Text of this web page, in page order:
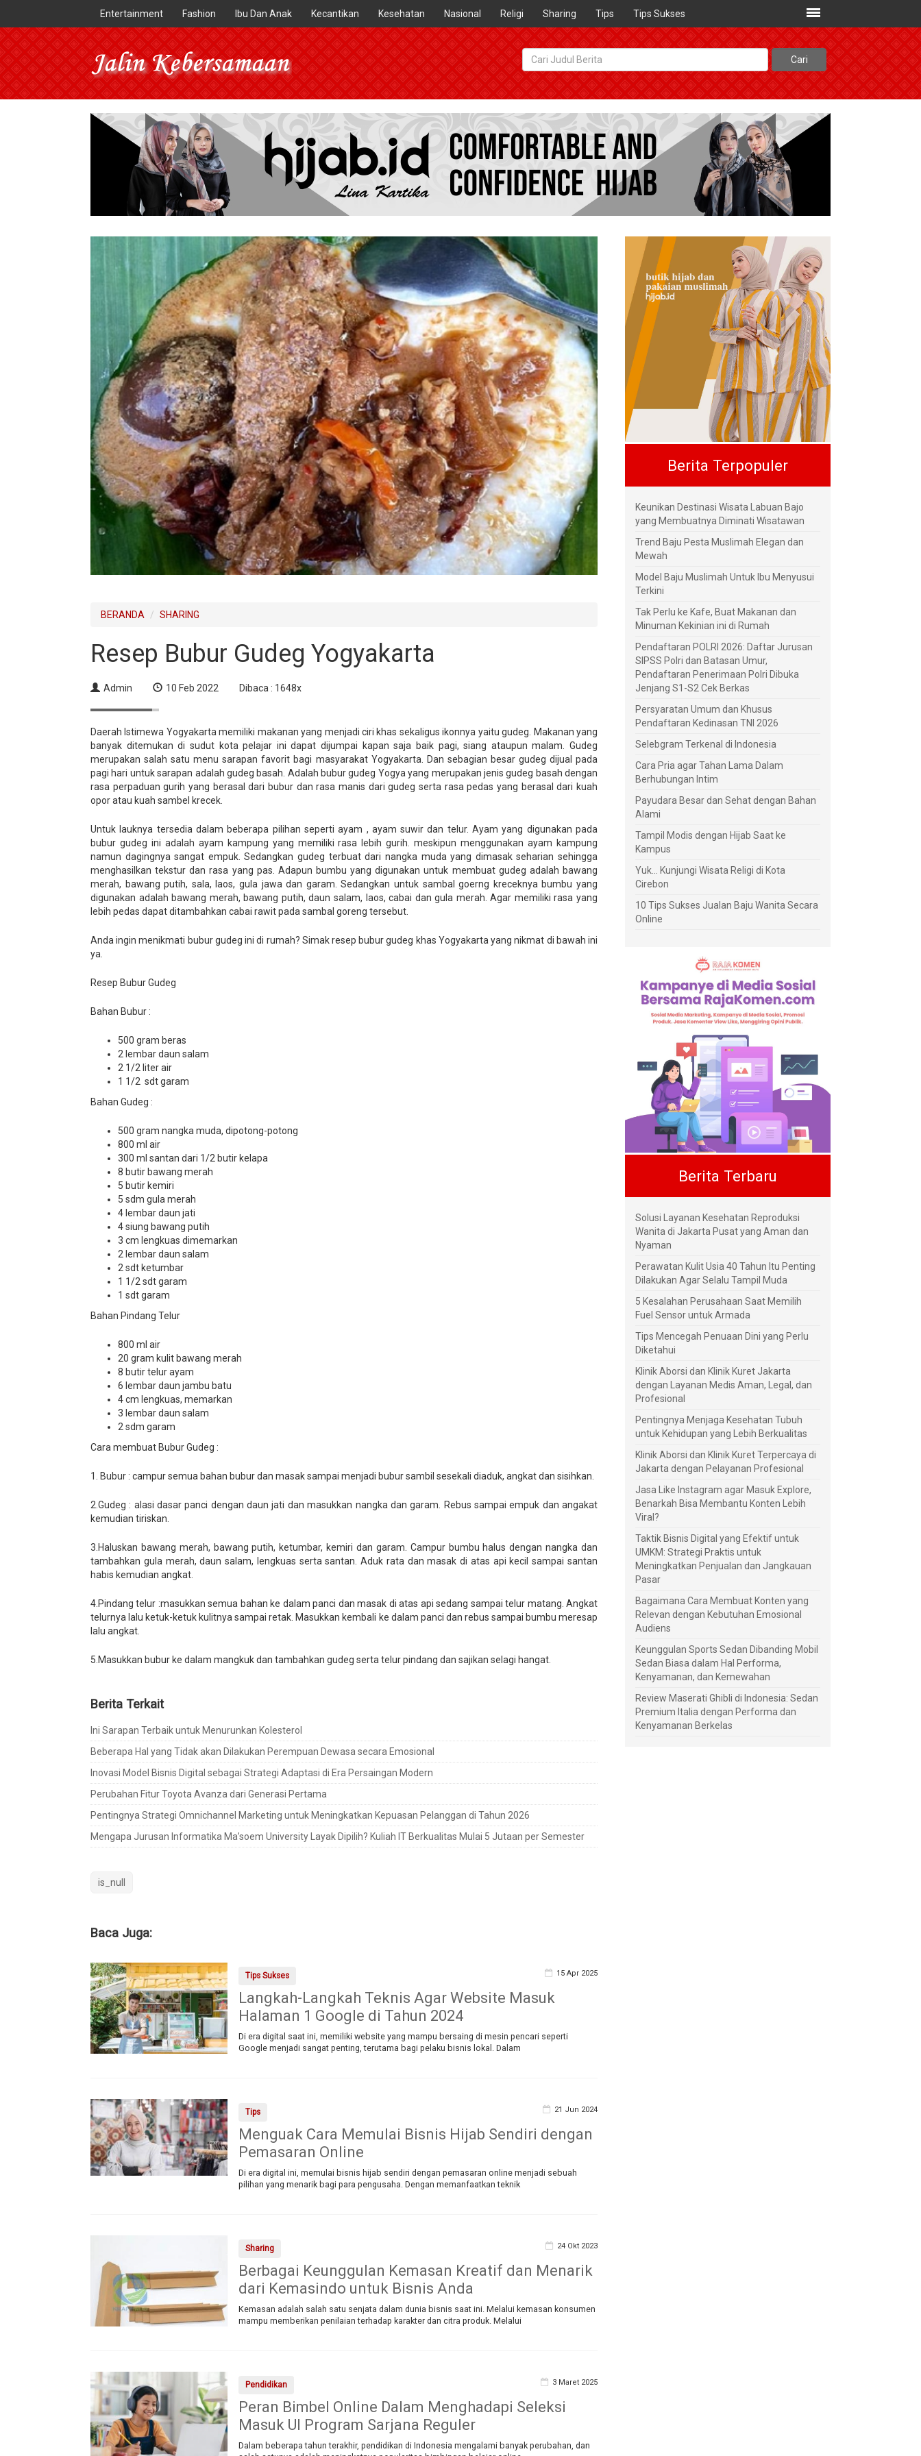
Entertainment Fashion Ibu Dan Anak Kecantikan Kesehatan Nasional Religi Sharing Tips Tips Sukses
BERANDA SHARING
Resep Bubur Gudeg Yogyakarta
Admin 10 Feb 2022 Dibaca : 1648x
Daerah Istimewa Yogyakarta memiliki makanan yang menjadi ciri khas sekaligus ikonnya yaitu gudeg. Makanan yang
banyak ditemukan di sudut kota pelajar ini dapat dijumpai kapan saja baik pagi, siang ataupun malam. Gudeg
merupakan salah satu menu sarapan favorit bagi masyarakat Yogyakarta. Dan sebagian besar gudeg dijual pada
pagi hari untuk sarapan adalah gudeg basah. Adalah bubur gudeg Yogya yang merupakan jenis gudeg basah dengan
rasa perpaduan gurih yang berasal dari bubur dan rasa manis dari gudeg serta rasa pedas yang berasal dari kuah
opor atau kuah sambel krecek.
Untuk lauknya tersedia dalam beberapa pilihan seperti ayam , ayam suwir dan telur. Ayam yang digunakan pada
bubur gudeg ini adalah ayam kampung yang memiliki rasa lebih gurih. meskipun menggunakan ayam kampung
namun dagingnya sangat empuk. Sedangkan gudeg terbuat dari nangka muda yang dimasak seharian sehingga
menghasilkan tekstur dan rasa yang pas. Adapun bumbu yang digunakan untuk membuat gudeg adalah bawang
merah, bawang putih, sala, laos, gula jawa dan garam. Sedangkan untuk sambal goerng kreceknya bumbu yang
digunakan adalah bawang merah, bawang putih, daun salam, laos, cabai dan gula merah. Agar memiliki rasa yang
lebih pedas dapat ditambahkan cabai rawit pada sambal goreng tersebut.
Anda ingin menikmati bubur gudeg ini di rumah? Simak resep bubur gudeg khas Yogyakarta yang nikmat di bawah ini
ya.
Resep Bubur Gudeg
Bahan Bubur :
500 gram beras
2 lembar daun salam
2 1/2 liter air
1 1/2 sdt garam
Bahan Gudeg :
500 gram nangka muda, dipotong-potong
800 ml air
300 ml santan dari 1/2 butir kelapa
8 butir bawang merah
5 butir kemiri
5 sdm gula merah
4 lembar daun jati
4 siung bawang putih
3 cm lengkuas dimemarkan
2 lembar daun salam
2 sdt ketumbar
1 1/2 sdt garam
1 sdt garam
Bahan Pindang Telur
800 ml air
20 gram kulit bawang merah
8 butir telur ayam
6 lembar daun jambu batu
4 cm lengkuas, memarkan
3 lembar daun salam
2 sdm garam
Cara membuat Bubur Gudeg :
1. Bubur : campur semua bahan bubur dan masak sampai menjadi bubur sambil sesekali diaduk, angkat dan sisihkan.
2.Gudeg : alasi dasar panci dengan daun jati dan masukkan nangka dan garam. Rebus sampai empuk dan angakat
kemudian tiriskan.
3.Haluskan bawang merah, bawang putih, ketumbar, kemiri dan garam. Campur bumbu halus dengan nangka dan
tambahkan gula merah, daun salam, lengkuas serta santan. Aduk rata dan masak di atas api kecil sampai santan
habis kemudian angkat.
4.Pindang telur :masukkan semua bahan ke dalam panci dan masak di atas api sedang sampai telur matang. Angkat
telurnya lalu ketuk-ketuk kulitnya sampai retak. Masukkan kembali ke dalam panci dan rebus sampai bumbu meresap
lalu angkat.
5.Masukkan bubur ke dalam mangkuk dan tambahkan gudeg serta telur pindang dan sajikan selagi hangat.
Berita Terkait
Ini Sarapan Terbaik untuk Menurunkan Kolesterol
Beberapa Hal yang Tidak akan Dilakukan Perempuan Dewasa secara Emosional
Inovasi Model Bisnis Digital sebagai Strategi Adaptasi di Era Persaingan Modern
Perubahan Fitur Toyota Avanza dari Generasi Pertama
Pentingnya Strategi Omnichannel Marketing untuk Meningkatkan Kepuasan Pelanggan di Tahun 2026
Mengapa Jurusan Informatika Ma’soem University Layak Dipilih? Kuliah IT Berkualitas Mulai 5 Jutaan per Semester
is_null
Baca Juga:
Tips Sukses 15 Apr 2025
Langkah-Langkah Teknis Agar Website Masuk
Halaman 1 Google di Tahun 2024
Di era digital saat ini, memiliki website yang mampu bersaing di mesin pencari seperti
Google menjadi sangat penting, terutama bagi pelaku bisnis lokal. Dalam
Tips 21 Jun 2024
Menguak Cara Memulai Bisnis Hijab Sendiri dengan
Pemasaran Online
Di era digital ini, memulai bisnis hijab sendiri dengan pemasaran online menjadi sebuah
pilihan yang menarik bagi para pengusaha. Dengan memanfaatkan teknik
Sharing 24 Okt 2023
Berbagai Keunggulan Kemasan Kreatif dan Menarik
dari Kemasindo untuk Bisnis Anda
Kemasan adalah salah satu senjata dalam dunia bisnis saat ini. Melalui kemasan konsumen
mampu memberikan penilaian terhadap karakter dan citra produk. Melalui
Pendidikan 3 Maret 2025
Peran Bimbel Online Dalam Menghadapi Seleksi
Masuk UI Program Sarjana Reguler
Dalam beberapa tahun terakhir, pendidikan di Indonesia mengalami banyak perubahan, dan
Berita Terpopuler
Keunikan Destinasi Wisata Labuan Bajo
yang Membuatnya Diminati Wisatawan
Trend Baju Pesta Muslimah Elegan dan
Mewah
Model Baju Muslimah Untuk Ibu Menyusui
Terkini
Tak Perlu ke Kafe, Buat Makanan dan
Minuman Kekinian ini di Rumah
Pendaftaran POLRI 2026: Daftar Jurusan
SIPSS Polri dan Batasan Umur,
Pendaftaran Penerimaan Polri Dibuka
Jenjang S1-S2 Cek Berkas
Persyaratan Umum dan Khusus
Pendaftaran Kedinasan TNI 2026
Selebgram Terkenal di Indonesia
Cara Pria agar Tahan Lama Dalam
Berhubungan Intim
Payudara Besar dan Sehat dengan Bahan
Alami
Tampil Modis dengan Hijab Saat ke
Kampus
Yuk... Kunjungi Wisata Religi di Kota
Cirebon
10 Tips Sukses Jualan Baju Wanita Secara
Online
Berita Terbaru
Solusi Layanan Kesehatan Reproduksi
Wanita di Jakarta Pusat yang Aman dan
Nyaman
Perawatan Kulit Usia 40 Tahun Itu Penting
Dilakukan Agar Selalu Tampil Muda
5 Kesalahan Perusahaan Saat Memilih
Fuel Sensor untuk Armada
Tips Mencegah Penuaan Dini yang Perlu
Diketahui
Klinik Aborsi dan Klinik Kuret Jakarta
dengan Layanan Medis Aman, Legal, dan
Profesional
Pentingnya Menjaga Kesehatan Tubuh
untuk Kehidupan yang Lebih Berkualitas
Klinik Aborsi dan Klinik Kuret Terpercaya di
Jakarta dengan Pelayanan Profesional
Jasa Like Instagram agar Masuk Explore,
Benarkah Bisa Membantu Konten Lebih
Viral?
Taktik Bisnis Digital yang Efektif untuk
UMKM: Strategi Praktis untuk
Meningkatkan Penjualan dan Jangkauan
Pasar
Bagaimana Cara Membuat Konten yang
Relevan dengan Kebutuhan Emosional
Audiens
Keunggulan Sports Sedan Dibanding Mobil
Sedan Biasa dalam Hal Performa,
Kenyamanan, dan Kemewahan
Review Maserati Ghibli di Indonesia: Sedan
Premium Italia dengan Performa dan
Kenyamanan Berkelas